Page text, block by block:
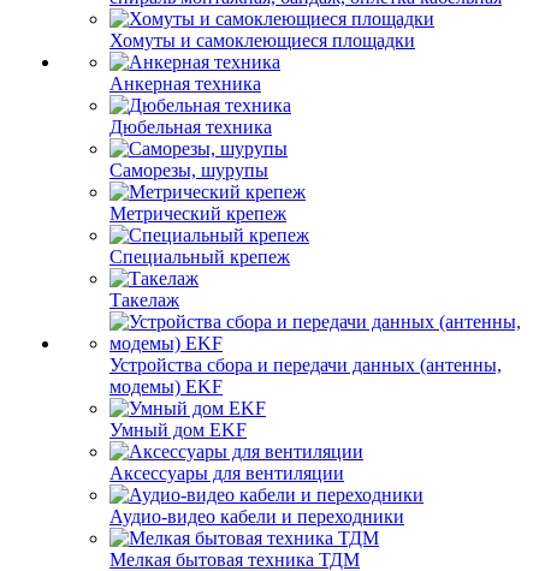
Хомуты и самоклеющиеся площадки
Анкерная техника
Дюбельная техника
Саморезы, шурупы
Метрический крепеж
Специальный крепеж
Такелаж
Устройства сбора и передачи данных (антенны,
модемы) EKF
Умный дом EKF
Аксессуары для вентиляции
Аудио-видео кабели и переходники
Мелкая бытовая техника ТДМ